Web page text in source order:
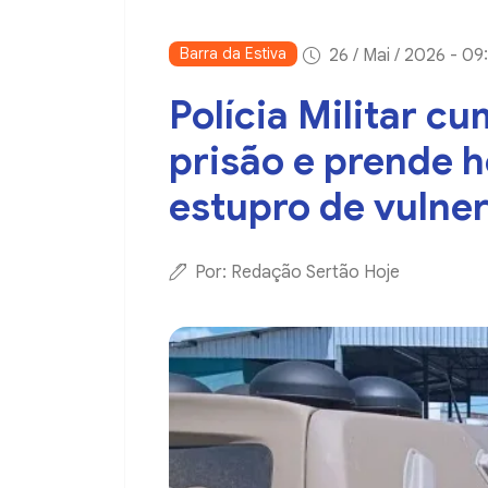
Barra da Estiva 26 / Mai / 2026 -
Polícia Militar
prisão e prende
estupro de
Por: Redação Sertão Hoje